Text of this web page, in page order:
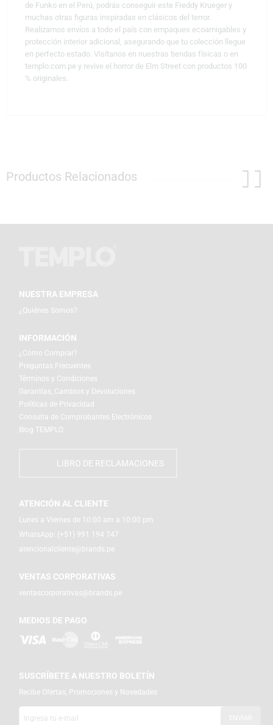
de Funko en el Perú, podrás conseguir este Freddy Krueger y
muchas otras figuras inspiradas en clásicos del terror.
Realizamos envíos a todo el país con empaques ecoamigables y
protección interior adicional, asegurando que tu colección llegue
en perfecto estado. Visítanos en nuestras tiendas físicas o en
templo.com.pe y revive el horror de Elm Street con productos 100
% originales.
Productos Relacionados
NUESTRA EMPRESA
¿Quiénes Somos?
INFORMACIÓN
¿Cómo Comprar?
Preguntas Frecuentes
Términos y Condiciones
Garantías, Cambios y Devoluciones
Políticas de Privacidad
Consulta de Comprobantes Electrónicos
Blog TEMPLO
LIBRO DE RECLAMACIONES
ATENCIÓN AL CLIENTE
Lunes a Viernes de 10:00 am a 10:00 pm
WhatsApp: (+51) 991 194 747
atencionalcliente@brands.pe
VENTAS CORPORATIVAS
ventascorporativas@brands.pe
MEDIOS DE PAGO
SUSCRÍBETE A NUESTRO BOLETÍN
Recibe Ofertas, Promociones y Novedades